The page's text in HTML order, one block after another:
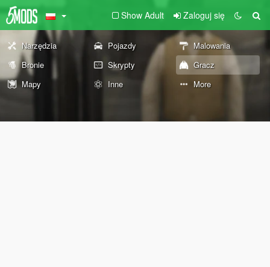
Show Adult Zaloguj się
Narzędzia Pojazdy
Malowania
Bronie
Skrypty
Gracz
Mapy
Inne More